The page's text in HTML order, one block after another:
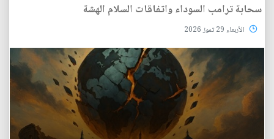
سحابة ترامب السوداء واتفاقات السلام الهشة
الأربعاء 29 تموز 2026